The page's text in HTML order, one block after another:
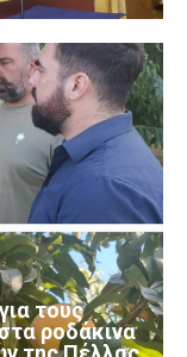
τους
ροδάκινα